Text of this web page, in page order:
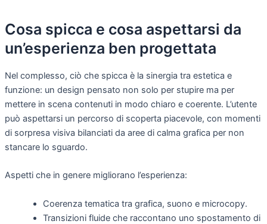
Cosa spicca e cosa aspettarsi da
un’esperienza ben progettata
Nel complesso, ciò che spicca è la sinergia tra estetica e
funzione: un design pensato non solo per stupire ma per
mettere in scena contenuti in modo chiaro e coerente. L’utente
può aspettarsi un percorso di scoperta piacevole, con momenti
di sorpresa visiva bilanciati da aree di calma grafica per non
stancare lo sguardo.
Aspetti che in genere migliorano l’esperienza:
Coerenza tematica tra grafica, suono e microcopy.
Transizioni fluide che raccontano uno spostamento di